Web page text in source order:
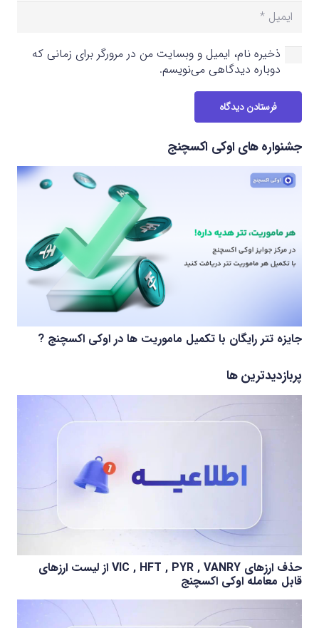
ذخیره نام، ایمیل و وبسایت من در مرورگر برای زمانی که
دوباره دیدگاهی می‌نویسم.
فرستادن دیدگاه
جشنواره های اوکی اکسچنج
جایزه تتر رایگان با تکمیل ماموریت ها در اوکی اکسچنج ?
پربازدیدترین ها
حذف ارزهای VIC , HFT , PYR , VANRY از لیست ارزهای
قابل معامله اوکی اکسچنج